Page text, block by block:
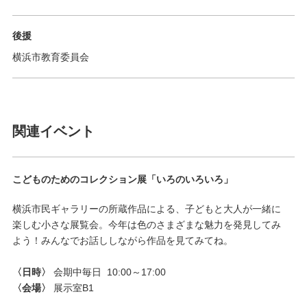
後援
横浜市教育委員会
関連イベント
こどものためのコレクション展「いろのいろいろ」
横浜市民ギャラリーの所蔵作品による、子どもと大人が一緒に
楽しむ小さな展覧会。今年は色のさまざまな魅力を発見してみ
よう！みんなでお話ししながら作品を見てみてね。
〈日時〉 会期中毎日 10:00～17:00
〈会場〉
展示室B1